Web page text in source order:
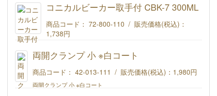
コニカルビーカー取手付 CBK-7 300ML
商品コード： 72-800-110 / 販売価格(税込)：
1,738円
両開クランプ 小 ※白コート
商品コード： 42-013-111 / 販売価格(税込)： 1,980円
両開クランプ 小 ※白コート